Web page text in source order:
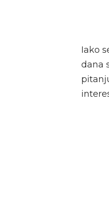
Iako
dana